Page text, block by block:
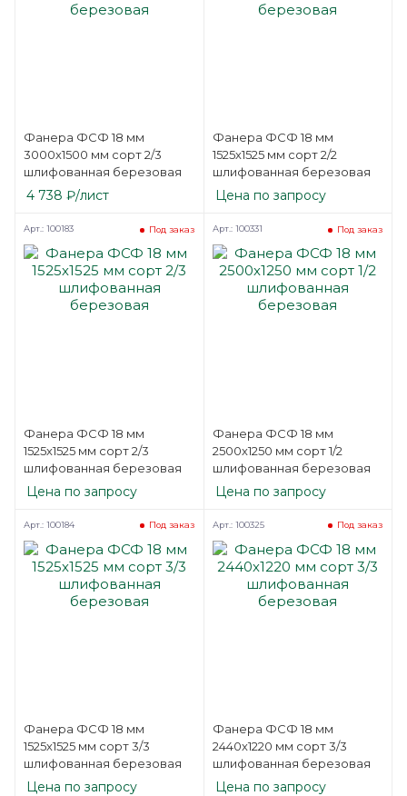
Фанера ФСФ 18 мм
3000х1500 мм сорт 2/3
шлифованная березовая
4 738 ₽/лист
Фанера ФСФ 18 мм
1525х1525 мм сорт 2/2
шлифованная березовая
Цена по запросу
Фанера ФСФ 18 мм
1525х1525 мм сорт 2/3
шлифованная березовая
Под заказ
Арт.: 100183
Цена по запросу
Фанера ФСФ 18 мм
2500х1250 мм сорт 1/2
шлифованная березовая
Под заказ
Арт.: 100331
Цена по запросу
Фанера ФСФ 18 мм
1525х1525 мм сорт 3/3
шлифованная березовая
Под заказ
Арт.: 100184
Цена по запросу
Фанера ФСФ 18 мм
2440х1220 мм сорт 3/3
шлифованная березовая
Под заказ
Арт.: 100325
Цена по запросу